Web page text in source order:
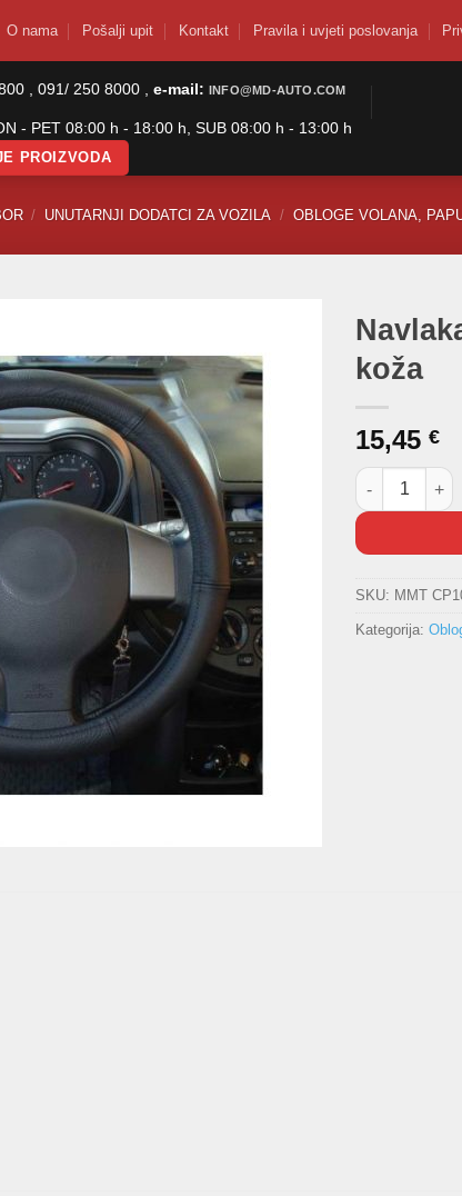
O nama Pošalji upit Kontakt Pravila i uvjeti poslovanja
, 091/ 250 8000 , e-mail: INFO@MD-AUTO.COM
- PET 08:00 h - 18:00 h, SUB 08:00 h - 13:00 h
PROIZVODA
/ UNUTARNJI DODATCI ZA VOZILA / OBLOGE VOLANA,
koža
15,45 €
Navlaka
SKU: MMT
Kategorija: